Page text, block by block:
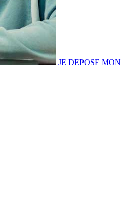
JE DEPOSE MON